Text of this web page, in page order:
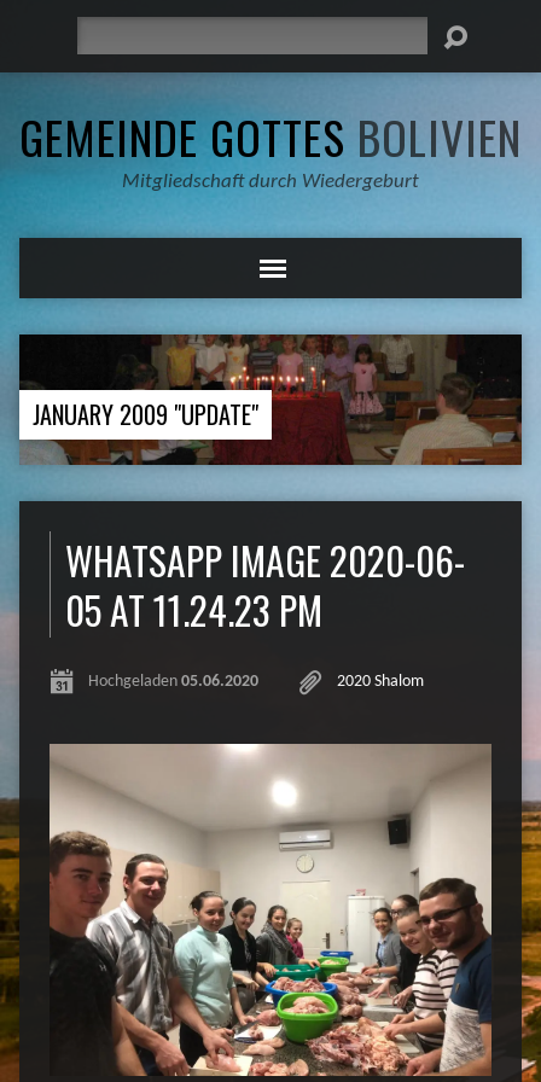
GEMEINDE GOTTES BOLIVIEN
Mitgliedschaft durch Wiedergeburt
JANUARY 2009 "UPDATE"
WHATSAPP IMAGE 2020-06-
05 AT 11.24.23 PM
Hochgeladen 05.06.2020 2020 Shalom